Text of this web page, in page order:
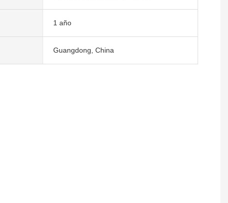
1 año
Guangdong, China